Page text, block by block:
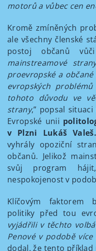
motorů a vůbec cen
Kromě zmíněných
ale všechny členské
postoj občanů
mainstreamové
proevropské a
evropských
tohoto důvodu ve
strany,” popsal
Evropské unii
v Plzni Lukáš Valeš.
vyhrály opoziční
občanů. Jelikož
svůj program
nespokojenost v
Klíčovým faktorem
politiky před tou
vyjádřili v těchto
Penové v podobě více
dodal, že tento příklad